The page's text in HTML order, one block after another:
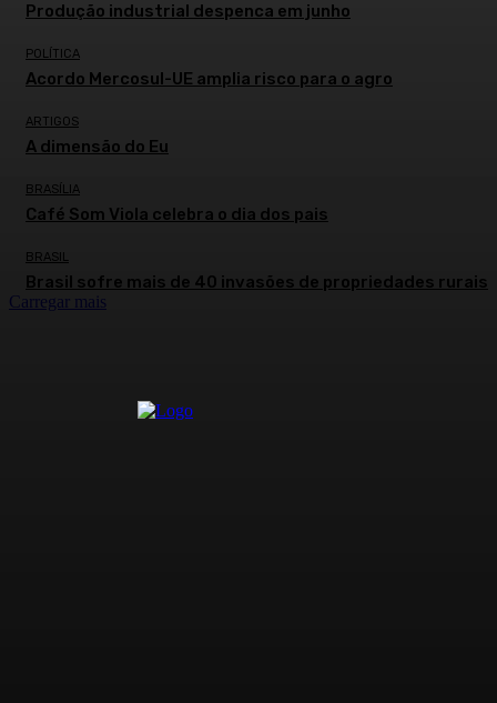
Produção industrial despenca em junho
POLÍTICA
Acordo Mercosul-UE amplia risco para o agro
ARTIGOS
A dimensão do Eu
BRASÍLIA
Café Som Viola celebra o dia dos pais
BRASIL
Brasil sofre mais de 40 invasões de propriedades rurais
Carregar mais